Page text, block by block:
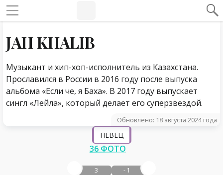
JAH KHALIB
Музыкант и хип-хоп-исполнитель из Казахстана.
Прославился в России в 2016 году после выпуска
альбома «Если че, я Баха». В 2017 году выпускает
сингл «Лейла», который делает его суперзвездой.
Обновлено: 18 августа 2024 года
ПЕВЕЦ
36 ФОТО
3 - 1